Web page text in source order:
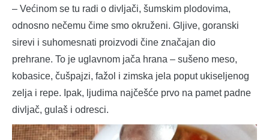
– Većinom se tu radi o divljači, šumskim plodovima,
odnosno nečemu čime smo okruženi. Gljive, goranski
sirevi i suhomesnati proizvodi čine značajan dio
prehrane. To je uglavnom jača hrana – sušeno meso,
kobasice, čušpajzi, fažol i zimska jela poput ukiseljenog
zelja i repe. Ipak, ljudima najčešće prvo na pamet padne
divljač, gulaš i odresci.